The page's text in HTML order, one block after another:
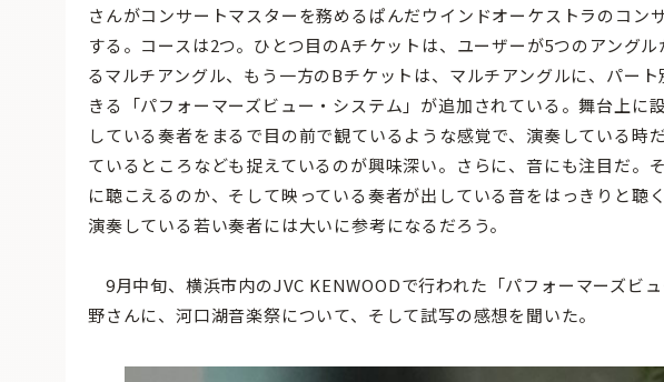
さんがコンサートマスターを務めるぱんだウインドオーケストラのコン
する。コースは2つ。ひとつ目のAチケットは、ユーザーが5つのアング
るマルチアングル、もう一方のBチケットは、マルチアングルに、パー
きる「パフォーマーズビュー・システム」が追加されている。舞台上に
している奏者をまるで目の前で観ているような感覚で、演奏している時
ているところなども捉えているのが興味深い。さらに、音にも注目だ。
に聴こえるのか、そして映っている奏者が出している音をはっきりと聴
演奏している若い奏者には大いに参考になるだろう。
9月中旬、横浜市内のJVC KENWOODで行われた「パフォーマーズビ
野さんに、河口湖音楽祭について、そして試写の感想を聞いた。